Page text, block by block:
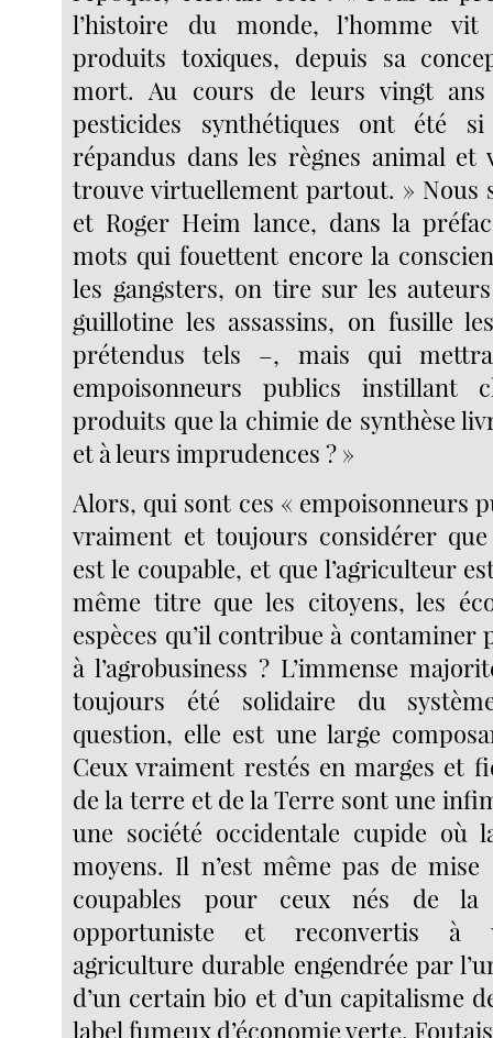
l’histoire du monde, l’homme
produits toxiques, depuis sa
mort. Au cours de leurs vingt ans
pesticides synthétiques ont été si
répandus dans les règnes animal et
trouve virtuellement partout. » Nous
et Roger Heim lance, dans la
mots qui fouettent encore la
les gangsters, on tire sur les
guillotine les assassins, on fusille
prétendus tels –, mais qui
empoisonneurs publics instillant
produits que la chimie de synthèse
et à leurs imprudences ? »
Alors, qui sont ces « empoisonneurs
vraiment et toujours considérer
est le coupable, et que l’agriculteur
même titre que les citoyens, les
espèces qu’il contribue à contaminer
à l’agrobusiness ? L’immense
toujours été solidaire du
question, elle est une large
Ceux vraiment restés en marges et
de la terre et de la Terre sont une
une société occidentale cupide où
moyens. Il n’est même pas de
coupables pour ceux nés de la
opportuniste et reconvertis à
agriculture durable engendrée par
d’un certain bio et d’un capitalisme
label fumeux d’économie verte.